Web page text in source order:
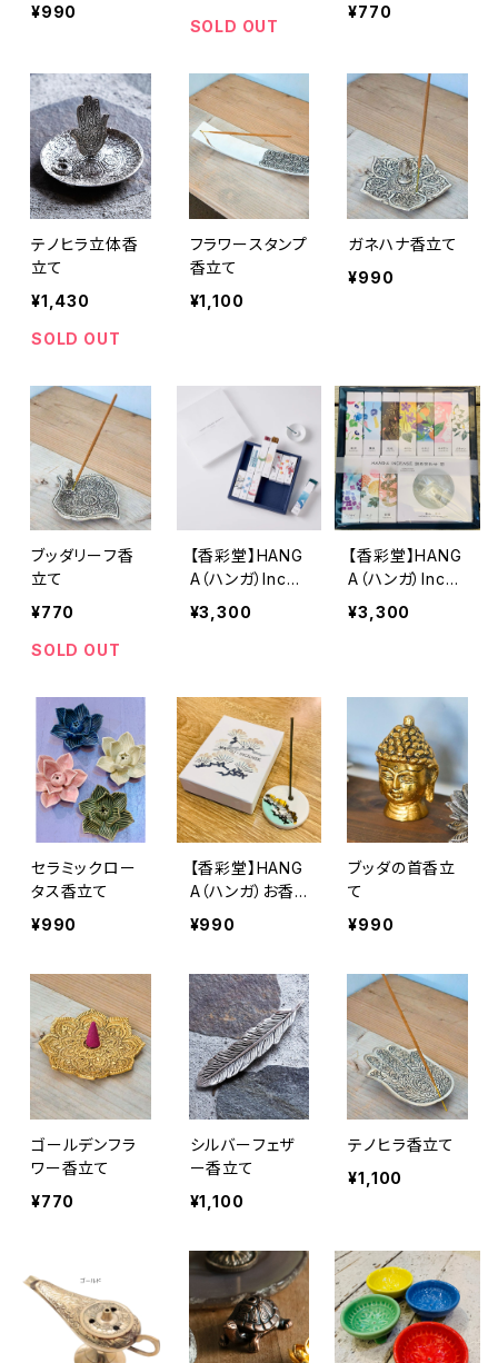
¥990
SOLD OUT
¥770
テノヒラ立体香
立て
¥1,430
SOLD OUT
フラワースタンプ
香立て
¥1,100
ガネハナ香立て
¥990
ブッダリーフ香
立て
¥770
SOLD OUT
【香彩堂】HANG
A（ハンガ）Incen
se 詰め合わせ
¥3,300
【香彩堂】HANG
A（ハンガ）Incen
se 詰め合わせ
¥3,300
セラミックロー
タス香立て
¥990
【香彩堂】HANG
A（ハンガ）お香
立
¥990
ブッダの首香立
て
¥990
ゴールデンフラ
ワー香立て
¥770
シルバーフェザ
ー香立て
¥1,100
テノヒラ香立て
¥1,100